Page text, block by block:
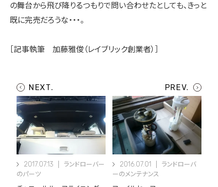
の舞台から飛び降りるつもりで問い合わせたとしても、きっと
既に完売だろうな・・・。
［記事執筆 加藤雅俊（レイブリック創業者）］
2017.07.13
ランドローバー
のパーツ
2016.07.01
ランドローバ
ーのメンテナンス